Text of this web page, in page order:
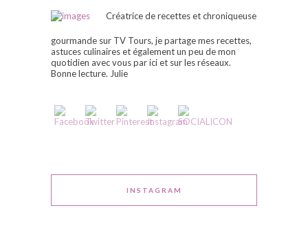
Créatrice de recettes et chroniqueuse
gourmande sur TV Tours, je partage mes recettes,
astuces culinaires et également un peu de mon
quotidien avec vous par ici et sur les réseaux.
Bonne lecture. Julie
INSTAGRAM